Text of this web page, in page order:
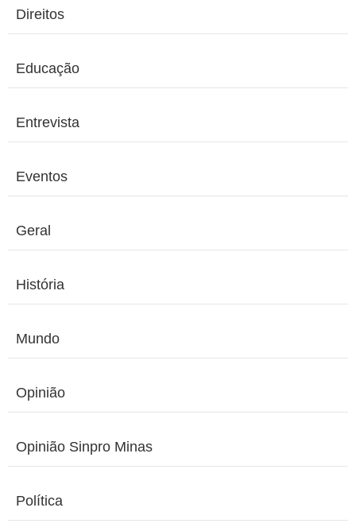
Direitos
Educação
Entrevista
Eventos
Geral
História
Mundo
Opinião
Opinião Sinpro Minas
Política